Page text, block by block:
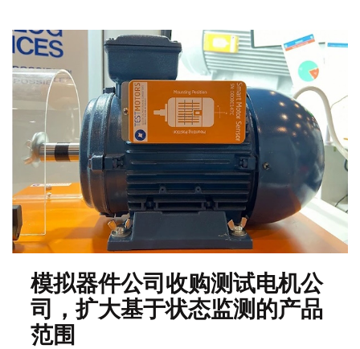
模拟器件公司收购测试电机公
司，扩大基于状态监测的产品
范围